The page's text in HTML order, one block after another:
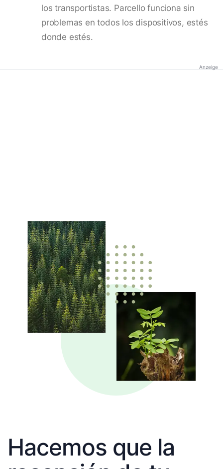
los transportistas. Parcello funciona sin
problemas en todos los dispositivos, estés
donde estés.
Anzeige
Hacemos que la